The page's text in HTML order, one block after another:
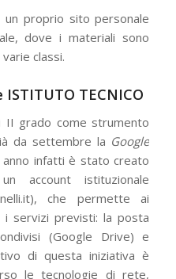
proprio sito personale
dove i materiali sono
classi.
ISTITUTO TECNICO
II grado come strumento
da settembre la Google
anno infatti è stato creato
account istituzionale
che permette ai
servizi previsti: la posta
(Google Drive) e
di questa iniziativa è
le tecnologie di rete,